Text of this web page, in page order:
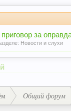
за
Новости и слухи
Общий форум